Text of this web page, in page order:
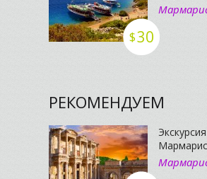
$30
РЕКОМЕНДУЕМ